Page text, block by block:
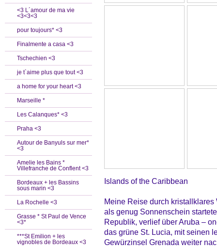
<3 L´amour de ma vie
<3<3<3
pour toujours* <3
Finalmente a casa <3
Tschechien <3
je t`aime plus que tout <3
a home for your heart <3
Marseille *
Les Calanques* <3
Praha <3
Autour de Banyuls sur mer*
<3
Amelie les Bains *
Villefranche de Conflent <3
Bordeaux + les Bassins
sous marin <3
La Rochelle <3
Grasse * St Paul de Vence
<3*
***St Emilion + les
vignobles de Bordeaux <3
Islands of the Caribbean
Meine Reise durch
als genug Sonnenschein
Republik, verlief über Aruba –
das grüne St. Lucia, mit seinen
Gewürzinsel Grenada weiter